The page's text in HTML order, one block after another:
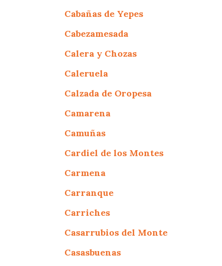
Cabañas de Yepes
Cabezamesada
Calera y Chozas
Caleruela
Calzada de Oropesa
Camarena
Camuñas
Cardiel de los Montes
Carmena
Carranque
Carriches
Casarrubios del Monte
Casasbuenas